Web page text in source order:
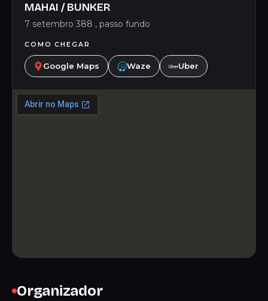
MAHAI / BUNKER
7 setembro 388 , passo fundo
COMO CHEGAR
Google Maps Waze Uber
Organizador